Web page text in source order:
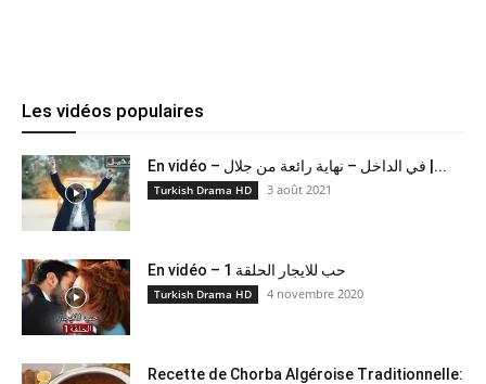
Les vidéos populaires
En vidéo – في الداخل – نهاية رائعة من جلال |...
Turkish Drama HD 3 août 2021
En vidéo – حب للايجار الحلقة 1
Turkish Drama HD 4 novembre 2020
Recette de Chorba Algéroise Traditionnelle: